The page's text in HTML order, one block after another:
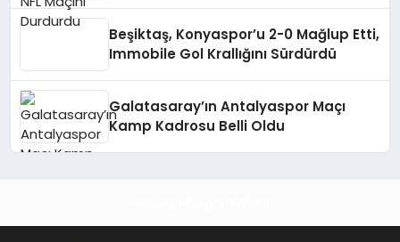
Beşiktaş, Konyaspor’u 2-0 Mağlup Etti,
Immobile Gol Krallığını Sürdürdü
Galatasaray’ın Antalyaspor Maçı
Kamp Kadrosu Belli Oldu